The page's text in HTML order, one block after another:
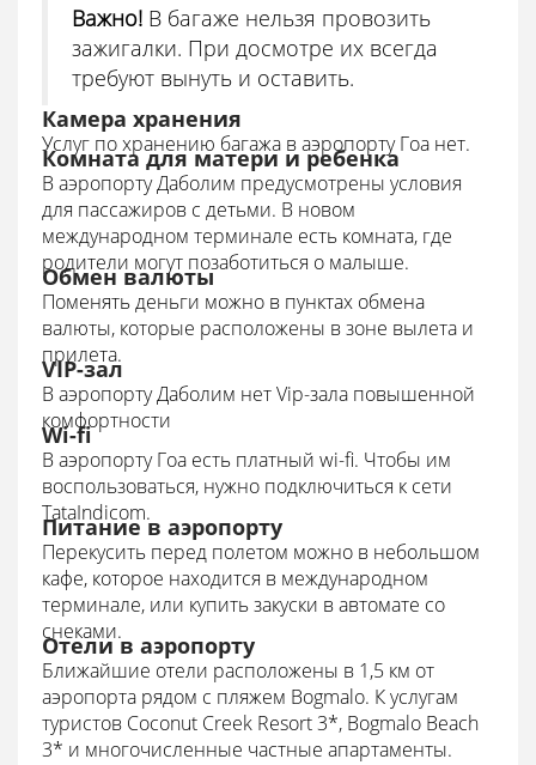
Важно! В багаже нельзя провозить
зажигалки. При досмотре их всегда
требуют вынуть и оставить.
Камера хранения
Услуг по хранению багажа в аэропорту Гоа нет.
Комната для матери и ребенка
В аэропорту Даболим предусмотрены условия
для пассажиров с детьми. В новом
международном терминале есть комната, где
родители могут позаботиться о малыше.
Обмен валюты
Поменять деньги можно в пунктах обмена
валюты, которые расположены в зоне вылета и
прилета.
VIP-зал
В аэропорту Даболим нет Vip-зала повышенной
комфортности
Wi-fi
В аэропорту Гоа есть платный wi-fi. Чтобы им
воспользоваться, нужно подключиться к сети
TataIndicom.
Питание в аэропорту
Перекусить перед полетом можно в небольшом
кафе, которое находится в международном
терминале, или купить закуски в автомате со
снеками.
Отели в аэропорту
Ближайшие отели расположены в 1,5 км от
аэропорта рядом с пляжем Bogmalo. К услугам
туристов Coconut Creek Resort 3*, Bogmalo Beach
3* и многочисленные частные апартаменты.